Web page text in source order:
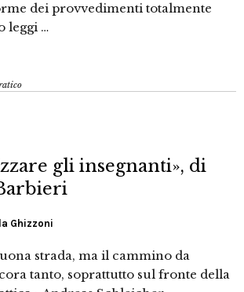
dei provvedimenti totalmente
leggi …
gli insegnanti», di
Ghizzoni
strada, ma il cammino da
tanto, soprattutto sul fronte della